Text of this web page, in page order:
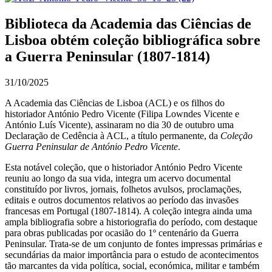
Biblioteca da Academia das Ciências de
Lisboa obtém coleção bibliográfica sobre
a Guerra Peninsular (1807-1814)
31/10/2025
A Academia das Ciências de Lisboa (ACL) e os filhos do
historiador António Pedro Vicente (Filipa Lowndes Vicente e
António Luís Vicente), assinaram no dia 30 de outubro uma
Declaração de Cedência à ACL, a título permanente, da Coleção
Guerra Peninsular de António Pedro Vicente.
Esta notável coleção, que o historiador António Pedro Vicente
reuniu ao longo da sua vida, integra um acervo documental
constituído por livros, jornais, folhetos avulsos, proclamações,
editais e outros documentos relativos ao período das invasões
francesas em Portugal (1807-1814). A coleção integra ainda uma
ampla bibliografia sobre a historiografia do período, com destaque
para obras publicadas por ocasião do 1º centenário da Guerra
Peninsular. Trata-se de um conjunto de fontes impressas primárias e
secundárias da maior importância para o estudo de acontecimentos
tão marcantes da vida política, social, económica, militar e também